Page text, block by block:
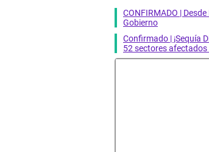
CONFIRMADO |
Gobierno
Confirmado | ¡Sequía
52 sectores afectados